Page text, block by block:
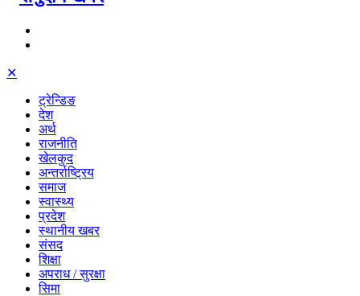
✕
ट्रेन्डिङ
देश
अर्थ
राजनीति
खेलकुद
अन्तर्राष्ट्रिय
समाज
स्वास्थ्य
प्रदेश
स्थानीय खबर
संसद
शिक्षा
अपराध / सुरक्षा
सिमा